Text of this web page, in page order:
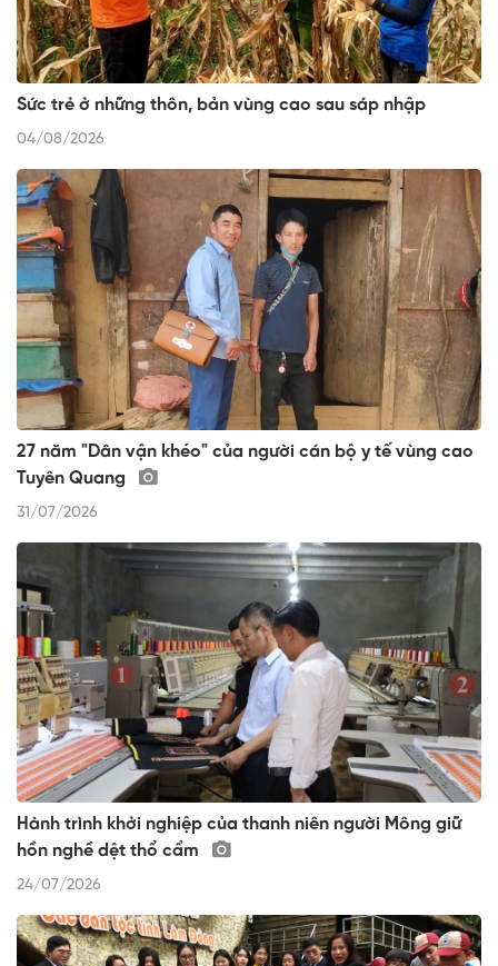
Sức trẻ ở những thôn, bản vùng cao sau sáp nhập
04/08/2026
27 năm "Dân vận khéo" của người cán bộ y tế vùng cao
Tuyên Quang
31/07/2026
Hành trình khởi nghiệp của thanh niên người Mông giữ
hồn nghề dệt thổ cẩm
24/07/2026